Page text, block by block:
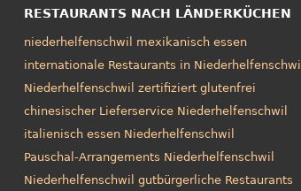
RESTAURANTS NACH LÄNDERKÜCHEN
niederhelfenschwil mexikanisch essen
internationale Restaurants in Niederhelfenschwil
Niederhelfenschwil zertifiziert glutenfrei
chinesischer Lieferservice Niederhelfenschwil
italienisch essen Niederhelfenschwil
Pauschal-Arrangements Niederhelfenschwil
Niederhelfenschwil gutbürgerliche Restaurants